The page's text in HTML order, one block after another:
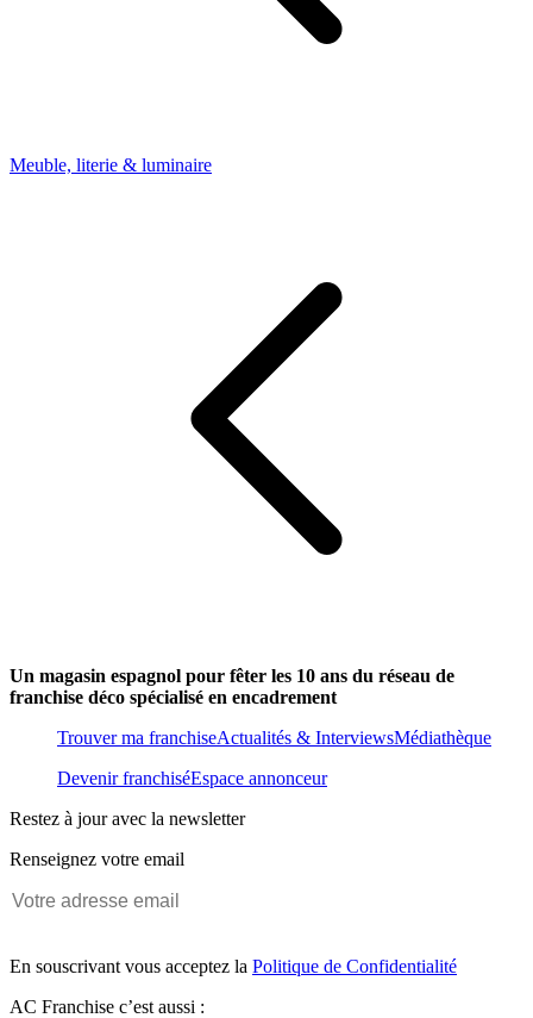
Meuble, literie & luminaire
Un magasin espagnol pour fêter les 10 ans du réseau de
franchise déco spécialisé en encadrement
Trouver ma franchiseActualités & InterviewsMédiathèque
Devenir franchiséEspace annonceur
Restez à jour avec la newsletter
Renseignez votre email
En souscrivant vous acceptez la Politique de Confidentialité
AC Franchise c’est aussi :